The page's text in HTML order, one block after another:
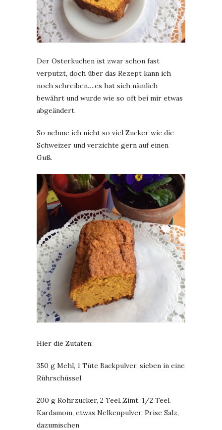
Der Osterkuchen ist zwar schon fast
verputzt, doch über das Rezept kann ich
noch schreiben….es hat sich nämlich
bewährt und wurde wie so oft bei mir etwas
abgeändert.
So nehme ich nicht so viel Zucker wie die
Schweizer und verzichte gern auf einen
Guß.
Hier die Zutaten:
350 g Mehl, 1 Tüte Backpulver, sieben in eine
Rührschüssel
200 g Rohrzucker, 2 Teel.,Zimt, 1/2 Teel.
Kardamom, etwas Nelkenpulver, Prise Salz,
dazumischen